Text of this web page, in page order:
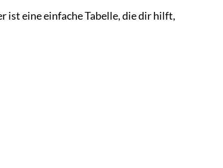
ist eine einfache Tabelle, die dir hilft,